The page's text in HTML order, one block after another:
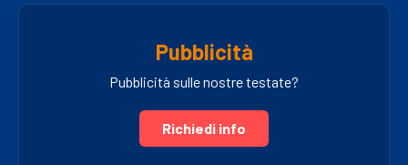
Pubblicità
Pubblicità sulle nostre testate?
Richiedi info